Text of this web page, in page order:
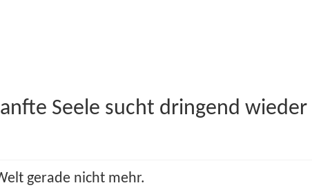
Seele sucht dringend wieder
gerade nicht mehr.